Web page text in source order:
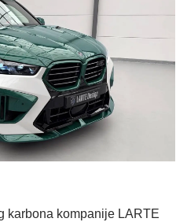
karbona kompanije LARTE